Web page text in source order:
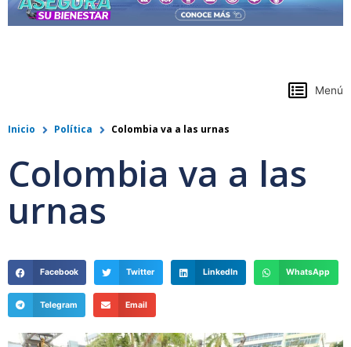
Menú
Inicio Política Colombia va a las urnas
Colombia va a las
urnas
Facebook Twitter LinkedIn WhatsApp
Telegram Email